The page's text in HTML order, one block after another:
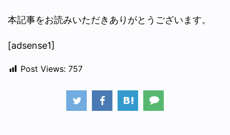
本記事をお読みいただきありがとうございます。
[adsense1]
Post Views: 757